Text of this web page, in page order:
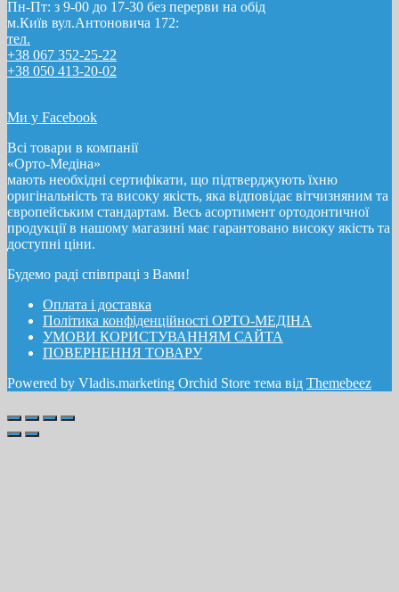
Пн-Пт: з 9-00 до 17-30 без перерви на обід
м.Київ вул.Антоновича 172:
тел.
+38 067 352-25-22
+38 050 413-20-02
Ми у Facebook
Всі товари в компанії
«Орто-Медіна»
мають необхідні сертифікати, що підтверджують їхню
оригінальність та високу якість, яка відповідає вітчизняним та
європейським стандартам. Весь асортимент ортодонтичної
продукції в нашому магазині має гарантовано високу якість та
доступні ціни.
Будемо раді співпраці з Вами!
Оплата і доставка
Полiтика конфіденційності ОРТО-МЕДІНА
УМОВИ КОРИСТУВАННЯМ САЙТА
ПОВЕРНЕННЯ ТОВАРУ
Powered by Vladis.marketing Orchid Store тема від Themebeez